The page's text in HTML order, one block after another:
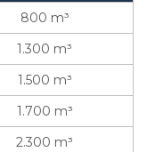
800 m³
1.300 m³
1.500 m³
1.700 m³
2.300 m³